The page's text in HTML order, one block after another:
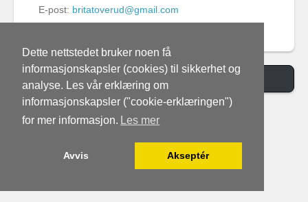
Dette nettstedet bruker noen få
informasjonskapsler (cookies) til sikkerhet og
analyse. Les vår erklæring om
informasjonskapsler ("cookie-erklæringen")
for mer informasjon. Les mer
Avvis Akseptér
E-post: britatoverud@gmail.com
Switch to Desktop Version